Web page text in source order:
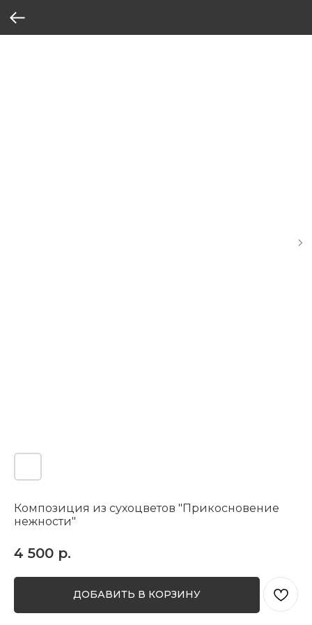
Композиция из сухоцветов "Прикосновение
нежности"
4 500 р.
ДОБАВИТЬ В КОРЗИНУ